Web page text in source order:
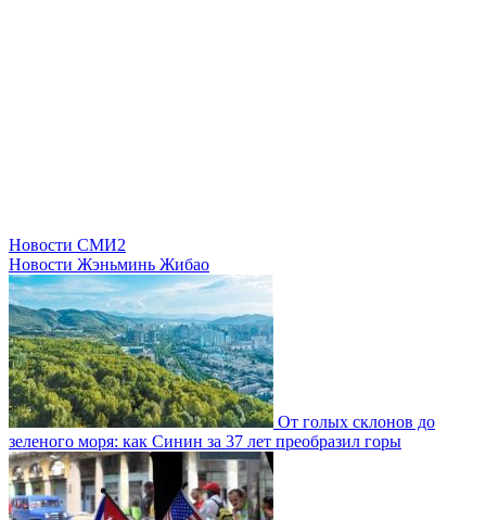
Новости СМИ2
Новости Жэньминь Жибао
От голых склонов до
зеленого моря: как Синин за 37 лет преобразил горы